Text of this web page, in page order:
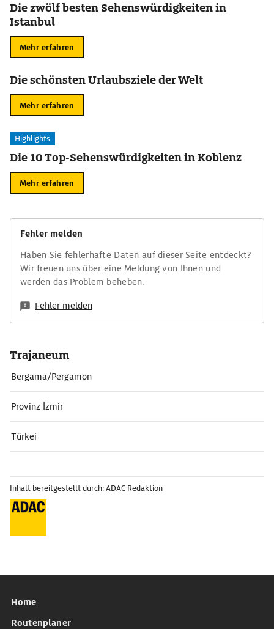
Die zwölf besten Sehenswürdigkeiten in
Istanbul
Mehr erfahren
Die schönsten Urlaubsziele der Welt
Mehr erfahren
Highlights
Die 10 Top-Sehenswürdigkeiten in Koblenz
Mehr erfahren
Fehler melden
Haben Sie fehlerhafte Daten auf dieser Seite entdeckt?
Wir freuen uns über eine Meldung von Ihnen und
werden das Problem beheben.
Fehler melden
Trajaneum
Bergama/Pergamon
Provinz İzmir
Türkei
Inhalt bereitgestellt durch: ADAC Redaktion
Home
Routenplaner